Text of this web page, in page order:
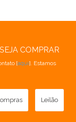
COMPRAR
[aqui]. Estamos
Leilão